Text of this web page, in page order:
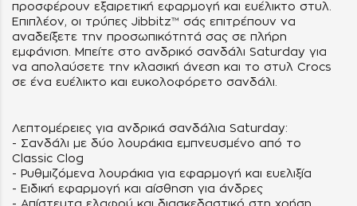
προσφέρουν εξαιρετική εφαρμογή και ευέλικτο στυλ.
Επιπλέον, οι τρύπες Jibbitz™ σάς επιτρέπουν να
αναδείξετε την προσωπικότητά σας σε πλήρη
εμφάνιση. Μπείτε στο ανδρικό σανδάλι Saturday για
να απολαύσετε την κλασική άνεση και το στυλ Crocs
σε ένα ευέλικτο και ευκολοφόρετο σανδάλι.
Λεπτομέρειες για ανδρικά σανδάλια Saturday:
- Σανδάλι με δύο λουράκια εμπνευσμένο από το
Classic Clog
- Ρυθμιζόμενα λουράκια για εφαρμογή και ευελιξία
- Ειδική εφαρμογή και αίσθηση για άνδρες